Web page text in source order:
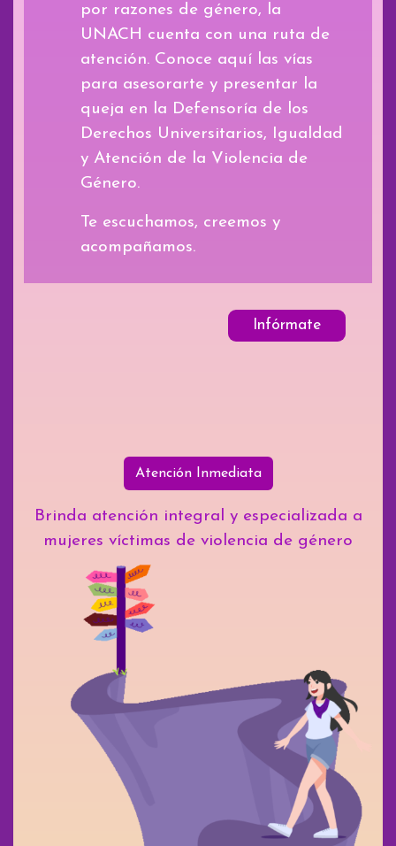
por razones de género, la
UNACH cuenta con una ruta de
atención. Conoce aquí las vías
para asesorarte y presentar la
queja en la Defensoría de los
Derechos Universitarios, Igualdad
y Atención de la Violencia de
Género.
Te escuchamos, creemos y
acompañamos.
Infórmate
Atención Inmediata
Brinda atención integral y especializada a
mujeres víctimas de violencia de género